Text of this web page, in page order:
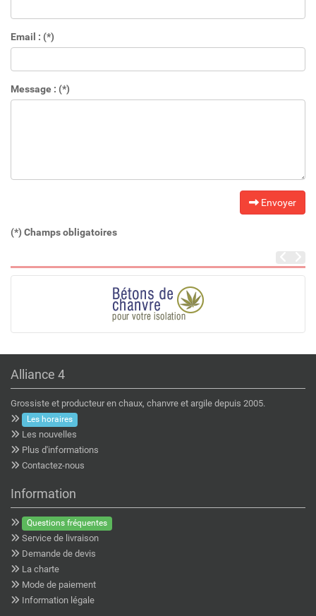
Email : (*)
Message : (*)
Envoyer
(*) Champs obligatoires
Alliance 4
Grossiste et producteur en chaux, chanvre et argile depuis 2005.
Les horaires
Les nouvelles
Plus d'informations
Contactez-nous
Information
Questions fréquentes
Service de livraison
Demande de devis
La charte
Mode de paiement
Information légale